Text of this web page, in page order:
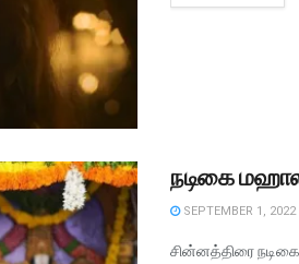
நடிகை
SEPTEMBER 1, 2022
சின்னத்திரை